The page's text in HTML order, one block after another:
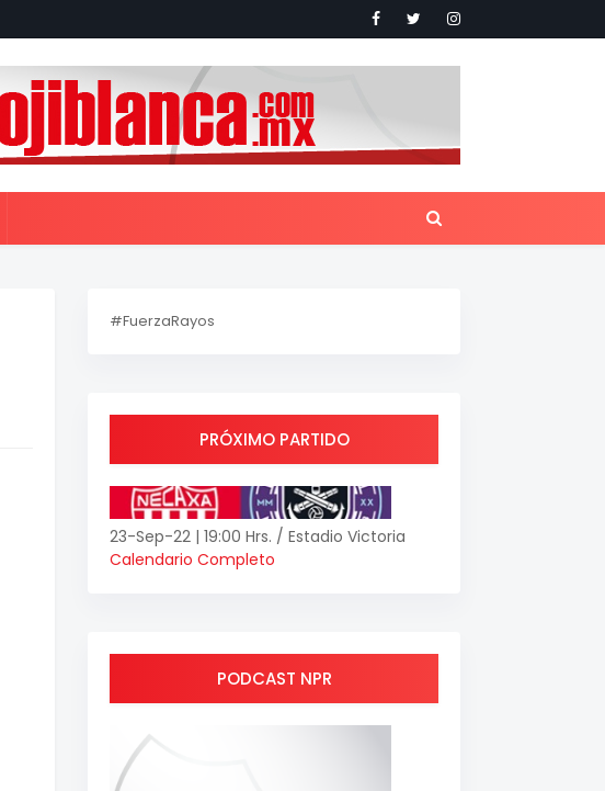
#FuerzaRayos
PRÓXIMO PARTIDO
23-Sep-22 | 19:00 Hrs. / Estadio Victoria
Calendario Completo
PODCAST NPR